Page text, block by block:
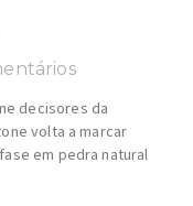
decisores da
volta a marcar
em pedra natural